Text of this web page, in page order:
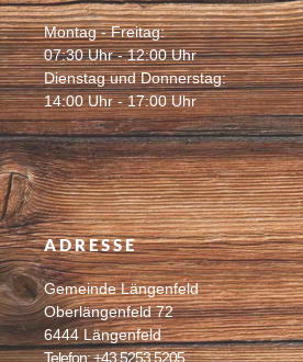
Montag - Freitag:
07:30 Uhr - 12:00 Uhr
Dienstag und Donnerstag:
14:00 Uhr - 17:00 Uhr
ADRESSE
Gemeinde Längenfeld
Oberlängenfeld 72
6444 Längenfeld
Telefon: +43 5253 5205